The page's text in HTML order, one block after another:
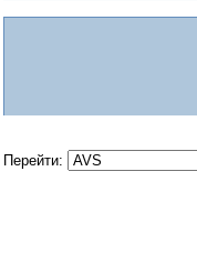
Перейти: